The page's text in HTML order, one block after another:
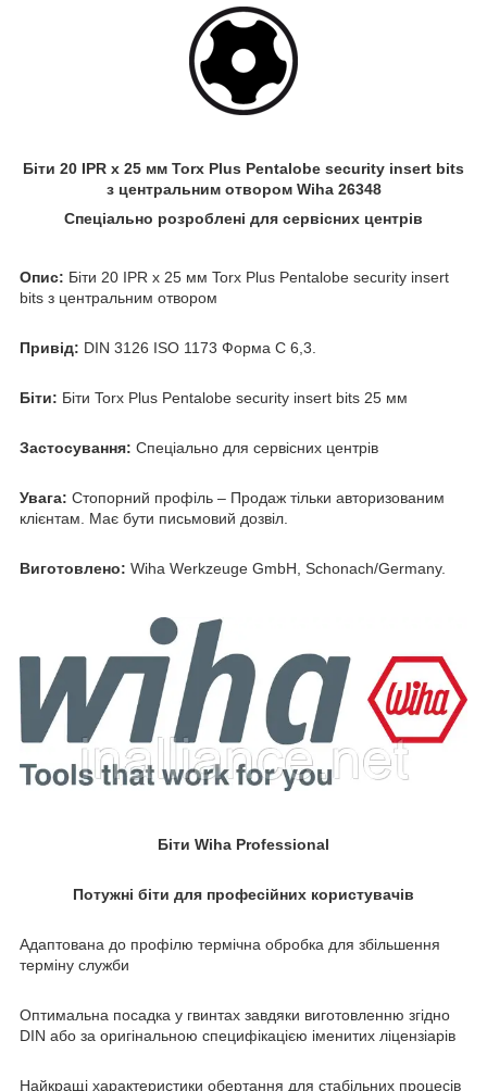
Біти 20 IPR х 25 мм Torx Plus Pentalobe security insert bits
з центральним отвором Wiha 26348
Спеціально розроблені для сервісних центрів
Опис: Біти 20 IPR х 25 мм Torx Plus Pentalobe security insert
bits з центральним отвором
Привід: DIN 3126 ISO 1173 Форма C 6,3.
Біти: Біти Torx Plus Pentalobe security insert bits 25 мм
Застосування: Спеціально для сервісних центрів
Увага: Стопорний профіль – Продаж тільки авторизованим
клієнтам. Має бути письмовий дозвіл.
Виготовлено: Wiha Werkzeuge GmbH, Schonach/Germany.
Біти Wiha Professional
Потужні біти для професійних користувачів
Адаптована до профілю термічна обробка для збільшення
терміну служби
Оптимальна посадка у гвинтах завдяки виготовленню згідно
DIN або за оригінальною специфікацією іменитих ліцензіарів
Найкращі характеристики обертання для стабільних процесів